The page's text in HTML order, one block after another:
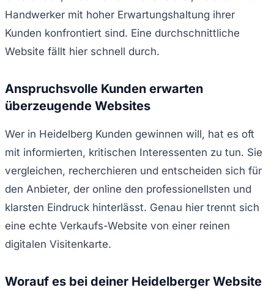
Handwerker mit hoher Erwartungshaltung ihrer
Kunden konfrontiert sind. Eine durchschnittliche
Website fällt hier schnell durch.
Anspruchsvolle Kunden erwarten
überzeugende Websites
Wer in Heidelberg Kunden gewinnen will, hat es oft
mit informierten, kritischen Interessenten zu tun. Sie
vergleichen, recherchieren und entscheiden sich für
den Anbieter, der online den professionellsten und
klarsten Eindruck hinterlässt. Genau hier trennt sich
eine echte Verkaufs-Website von einer reinen
digitalen Visitenkarte.
Worauf es bei deiner Heidelberger Website